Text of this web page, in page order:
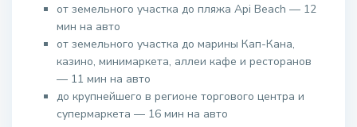
от земельного участка до пляжа Api Beach — 12
мин на авто
от земельного участка до марины Кап-Кана,
казино, минимаркета, аллеи кафе и ресторанов
— 11 мин на авто
до крупнейшего в регионе торгового центра и
супермаркета — 16 мин на авто